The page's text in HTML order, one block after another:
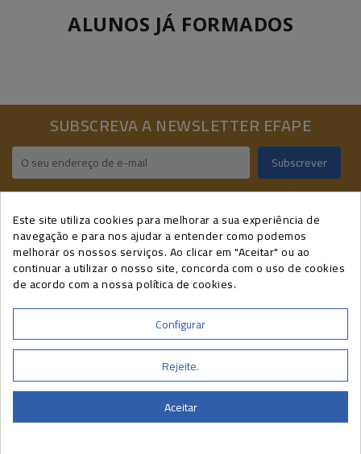
ALUNOS JÁ FORMADOS
SUBSCREVA A NEWSLETTER EFAPE
Pode cancelar a sua subscrição a qualquer momento, através do link
INFORMAÇÕES DE CONTATO
A SUA CONTA
CURSOS EFAPE
INFORMAÇÃO
A EFAPE É CERTIFICADA POR
Este site utiliza cookies para melhorar a sua experiência de
navegação e para nos ajudar a entender como podemos
melhorar os nossos serviços. Ao clicar em "Aceitar" ou ao
continuar a utilizar o nosso site, concorda com o uso de cookies
de acordo com a nossa política de cookies.
Configurar
Rejeite.
Aceitar